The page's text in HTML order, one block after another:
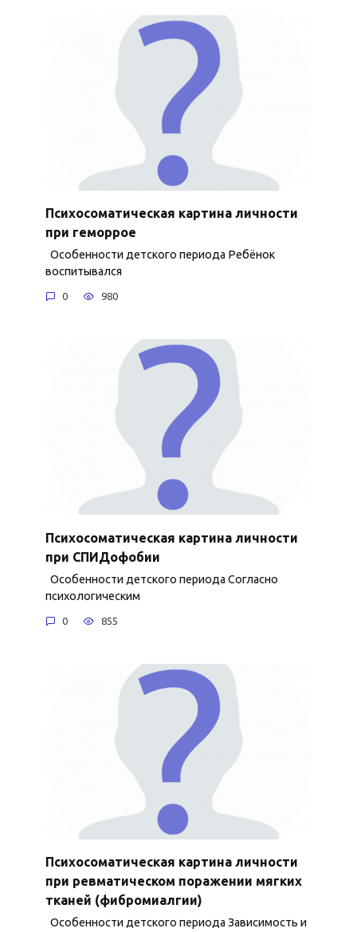
Психосоматическая картина личности
при геморрое
Особенности детского периода Ребёнок
воспитывался
0 980
Психосоматическая картина личности
при СПИДофобии
Особенности детского периода Согласно
психологическим
0 855
Психосоматическая картина личности
при ревматическом поражении мягких
тканей (фибромиалгии)
Особенности детского периода Зависимость и